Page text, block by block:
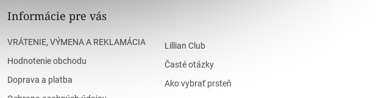
Informácie pre vás
VRÁTENIE, VÝMENA A REKLAMÁCIA
Hodnotenie obchodu
Doprava a platba
Lillian Club
Časté otázky
Ako vybrať prsteň